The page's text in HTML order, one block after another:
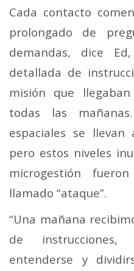
Cada contacto
prolongado de
demandas, dice
detallada de
misión que
todas las
espaciales se llevan
pero estos niveles
microgestión
llamado “ataque”.
“Una mañana
de
entenderse y